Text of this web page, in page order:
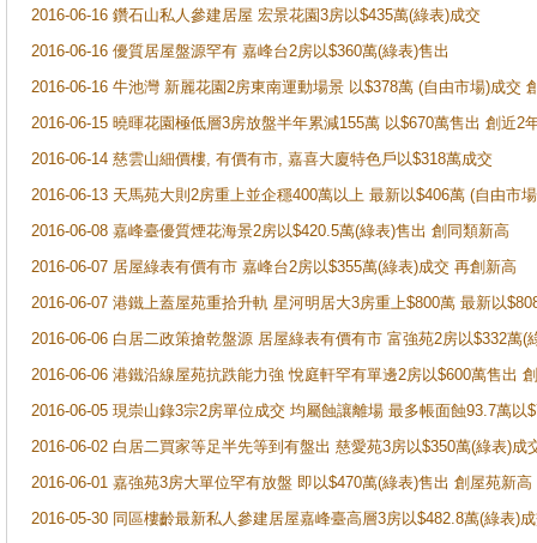
2016-06-16 鑽石山私人參建居屋 宏景花園3房以$435萬(綠表)成交
2016-06-16 優質居屋盤源罕有 嘉峰台2房以$360萬(綠表)售出
2016-06-16 牛池灣 新麗花園2房東南運動場景 以$378萬 (自由市場)成交
2016-06-15 曉暉花園極低層3房放盤半年累減155萬 以$670萬售出 創近2
2016-06-14 慈雲山細價樓, 有價有市, 嘉喜大廈特色戶以$318萬成交
2016-06-13 天馬苑大則2房重上並企穩400萬以上 最新以$406萬 (自由市
2016-06-08 嘉峰臺優質煙花海景2房以$420.5萬(綠表)售出 創同類新高
2016-06-07 居屋綠表有價有市 嘉峰台2房以$355萬(綠表)成交 再創新高
2016-06-07 港鐵上蓋屋苑重拾升軌 星河明居大3房重上$800萬 最新以
2016-06-06 白居二政策搶乾盤源 居屋綠表有價有市 富強苑2房以$332萬(
2016-06-06 港鐵沿線屋苑抗跌能力強 悅庭軒罕有單邊2房以$600萬售出
2016-06-05 現崇山錄3宗2房單位成交 均屬蝕讓離場 最多帳面蝕93.7萬以
2016-06-02 白居二買家等足半先等到有盤出 慈愛苑3房以$350萬(綠表)成
2016-06-01 嘉強苑3房大單位罕有放盤 即以$470萬(綠表)售出 創屋苑新高
2016-05-30 同區樓齡最新私人參建居屋嘉峰臺高層3房以$482.8萬(綠表)